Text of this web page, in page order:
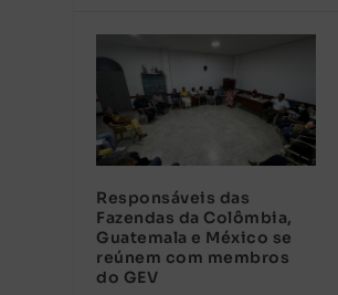
Responsáveis das
Fazendas da Colômbia,
Guatemala e México se
reúnem com membros
do GEV